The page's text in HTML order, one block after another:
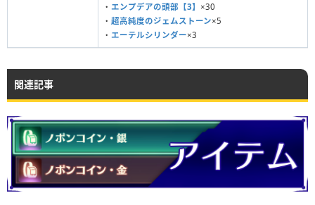
・ エンプデアの頭部【3】 ×30
・ 超高純度のジェムストーン×5
・ エーテルシリンダー×3
関連記事